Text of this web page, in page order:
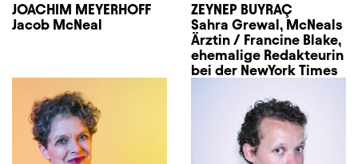
JOACHIM MEYERHOFF
Jacob McNeal
ZEYNEP BUYRAÇ
Sahra Grewal, McNeals
Ärztin / Francine Blake,
ehemalige Redakteurin
bei der NewYork Times